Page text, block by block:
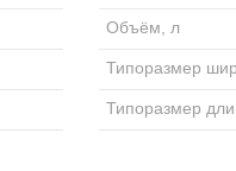
Объём, л
Типоразмер
Типоразмер